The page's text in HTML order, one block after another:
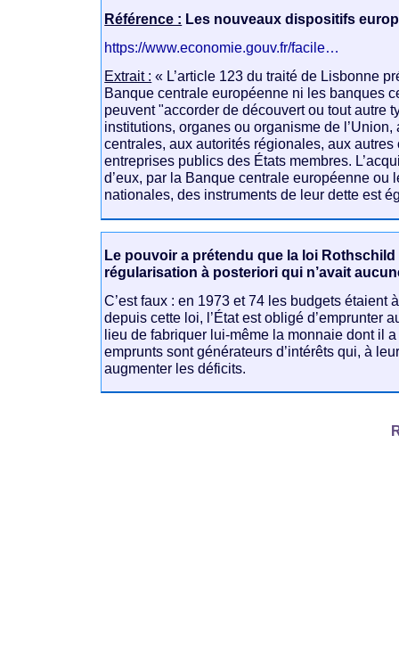
Référence : Les nouveaux dispositifs
https://www.economie.gouv.fr/facile…
Extrait : « L’article 123 du traité de Lisbonne
Banque centrale européenne ni les banques
peuvent "accorder de découvert ou tout autre
institutions, organes ou organisme de
centrales, aux autorités régionales, aux autres
entreprises publics des États membres.
d’eux, par la Banque centrale européenne ou
nationales, des instruments de leur dette est
Le pouvoir a prétendu que la loi Rothschild
régularisation à posteriori qui n’avait
C’est faux : en 1973 et 74 les budgets étaient
depuis cette loi, l’État est obligé d’emprunter
lieu de fabriquer lui-même la monnaie dont il
emprunts sont générateurs d’intérêts qui, à
augmenter les déficits.